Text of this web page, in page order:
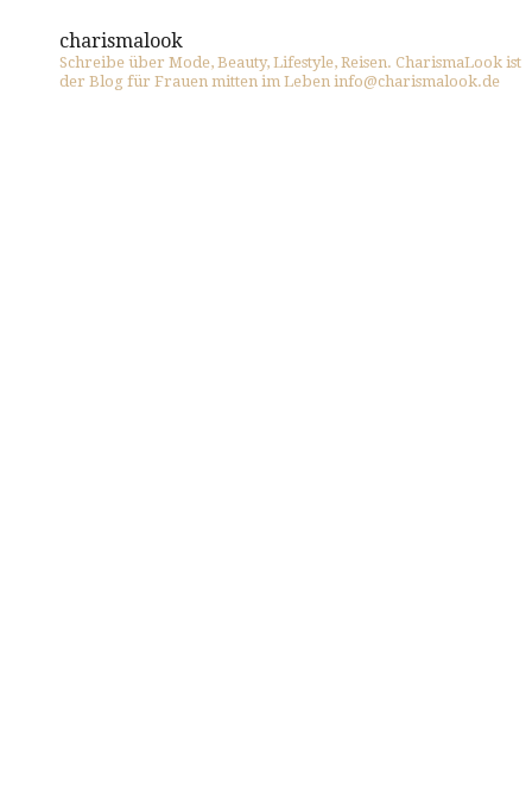
charismalook
Schreibe über Mode, Beauty, Lifestyle, Reisen. CharismaLook ist
der Blog für Frauen mitten im Leben info@charismalook.de